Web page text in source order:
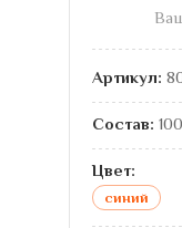
Артикул:
Состав:
Цвет:
синий